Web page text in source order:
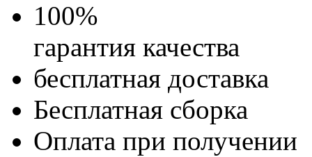
100%
гарантия качества
бесплатная доставка
Бесплатная сборка
Оплата при получении